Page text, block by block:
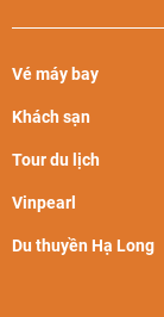
Vé máy bay
Khách sạn
Tour du lịch
Vinpearl
Du thuyền Hạ Long